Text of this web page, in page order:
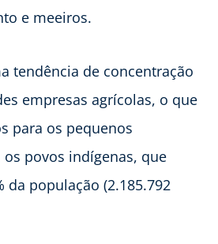
e meeiros.
tendência de concentração
empresas agrícolas, o que
para os pequenos
povos indígenas, que
da população (2.185.792